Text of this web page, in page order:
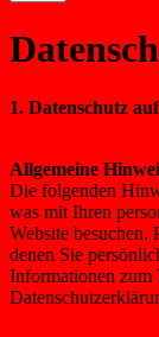
1. Datenschutz
Allgemeine
Die folgenden
was mit Ihren
Website besuchen.
denen Sie
Informationen zum